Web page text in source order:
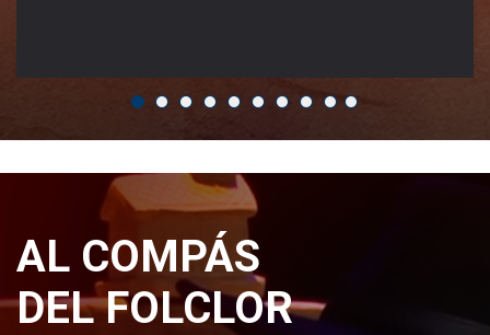
AL COMPÁS
DEL FOLCLOR